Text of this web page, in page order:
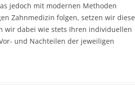
jedoch mit modernen Methoden
Zahnmedizin folgen, setzen wir diese
wir dabei wie stets Ihren individuellen
und Nachteilen der jeweiligen